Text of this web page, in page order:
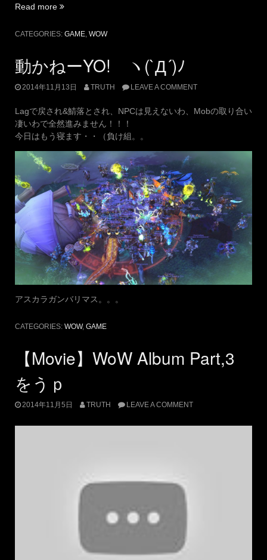
Read more “4
の
恐
CATEGORIES: GAME WOW
動かねーYO! ヽ(`Д´)ﾉ
2014年11月13日 TRUTH LEAVE A COMMENT
Lagで戻され&鯖落とされ、NPCは見えないわ、Mobの取り合い
凄いわで全然進みません！！！
今日はもう寝ます・・（負け組。。
アスカラガンバリマス。。。
CATEGORIES: WOW, GAME
【Movie】WoW Album Part,3
をうｐ
2014年11月5日 TRUTH LEAVE A COMMENT